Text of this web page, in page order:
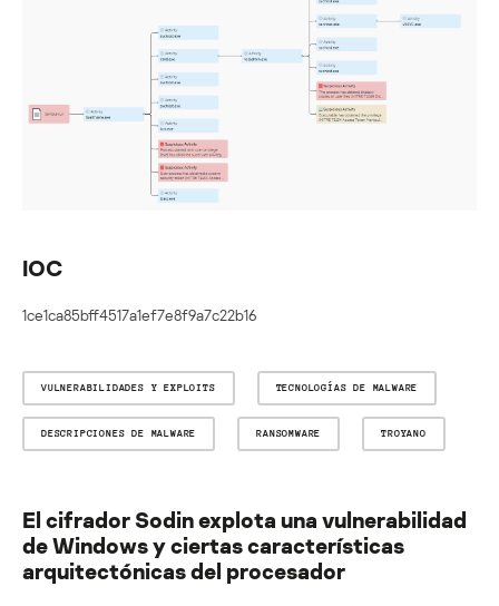
IOC
1ce1ca85bff4517a1ef7e8f9a7c22b16
VULNERABILIDADES Y EXPLOITS TECNOLOGÍAS DE MALWARE
DESCRIPCIONES DE MALWARE RANSOMWARE TROYANO
El cifrador Sodin explota una vulnerabilidad
de Windows y ciertas características
arquitectónicas del procesador